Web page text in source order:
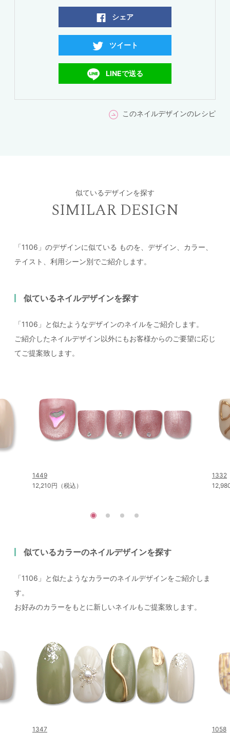
シェア
ツイート
LINEで送る
このネイルデザインのレシピ
似ているデザインを探す
SIMILAR DESIGN
「1106」のデザインに似ている ものを、デザイン、カラー、
テイスト、利用シーン別でご紹介します。
似ているネイルデザインを探す
「1106」と似たようなデザインのネイルをご紹介します。
ご紹介したネイルデザイン以外にもお客様からのご要望に応じ
てご提案致します。
1449
12,210円（税込）
1332
似ているカラーのネイルデザインを探す
「1106」と似たようなカラーのネイルデザインをご紹介しま
す。
お好みのカラーをもとに新しいネイルもご提案致します。
1347 1058